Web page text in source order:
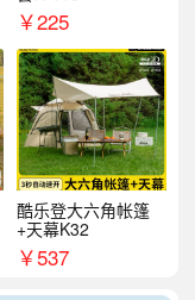
￥225
酷乐登大六角帐篷
+天幕K32
￥537